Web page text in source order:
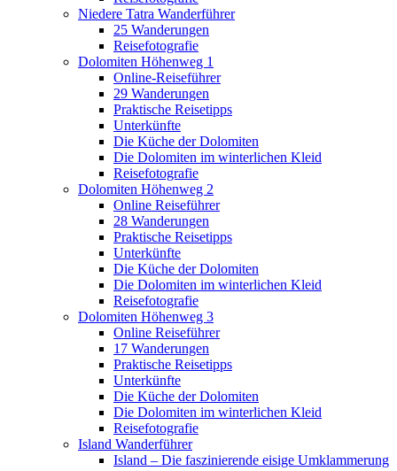
Niedere Tatra Wanderführer
25 Wanderungen
Reisefotografie
Dolomiten Höhenweg 1
Online-Reiseführer
29 Wanderungen
Praktische Reisetipps
Unterkünfte
Die Küche der Dolomiten
Die Dolomiten im winterlichen Kleid
Reisefotografie
Dolomiten Höhenweg 2
Online Reiseführer
28 Wanderungen
Praktische Reisetipps
Unterkünfte
Die Küche der Dolomiten
Die Dolomiten im winterlichen Kleid
Reisefotografie
Dolomiten Höhenweg 3
Online Reiseführer
17 Wanderungen
Praktische Reisetipps
Unterkünfte
Die Küche der Dolomiten
Die Dolomiten im winterlichen Kleid
Reisefotografie
Island Wanderführer
Island – Die faszinierende eisige Umklammerung